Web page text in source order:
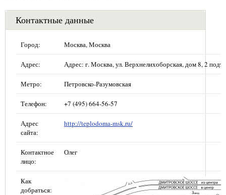
Контактные данные
Город: Москва, Москва
Адрес: Адрес: г. Москва, ул. Верхнелихоборская, дом 8, 2
Метро: Петровско-Разумовская
Телефон: +7 (495) 664-56-57
Адрес
сайта:
http://teplodoma-msk.ru/
Контактное
лицо:
Олег
Как
добраться: